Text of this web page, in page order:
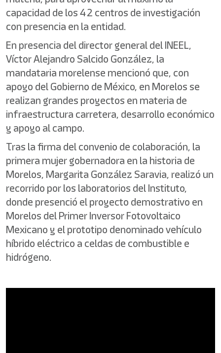
capacidad de los 42 centros de investigación
con presencia en la entidad.
En presencia del director general del INEEL,
Víctor Alejandro Salcido González, la
mandataria morelense mencionó que, con
apoyo del Gobierno de México, en Morelos se
realizan grandes proyectos en materia de
infraestructura carretera, desarrollo económico
y apoyo al campo.
Tras la firma del convenio de colaboración, la
primera mujer gobernadora en la historia de
Morelos, Margarita González Saravia, realizó un
recorrido por los laboratorios del Instituto,
donde presenció el proyecto demostrativo en
Morelos del Primer Inversor Fotovoltaico
Mexicano y el prototipo denominado vehículo
híbrido eléctrico a celdas de combustible e
hidrógeno.